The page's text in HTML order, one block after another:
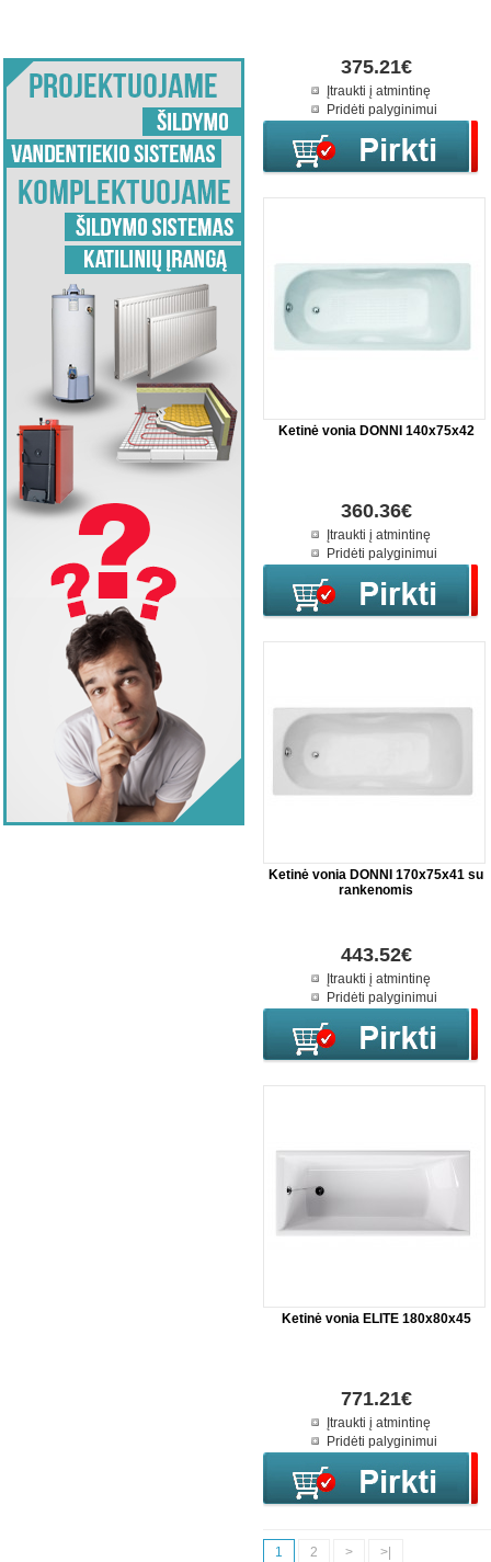
375.21€
Įtraukti į atmintinę
Pridėti palyginimui
Ketinė vonia DONNI 140x75x42
360.36€
Įtraukti į atmintinę
Pridėti palyginimui
Ketinė vonia DONNI 170x75x41 su
rankenomis
443.52€
Įtraukti į atmintinę
Pridėti palyginimui
Ketinė vonia ELITE 180x80x45
771.21€
Įtraukti į atmintinę
Pridėti palyginimui
1 2 > >|